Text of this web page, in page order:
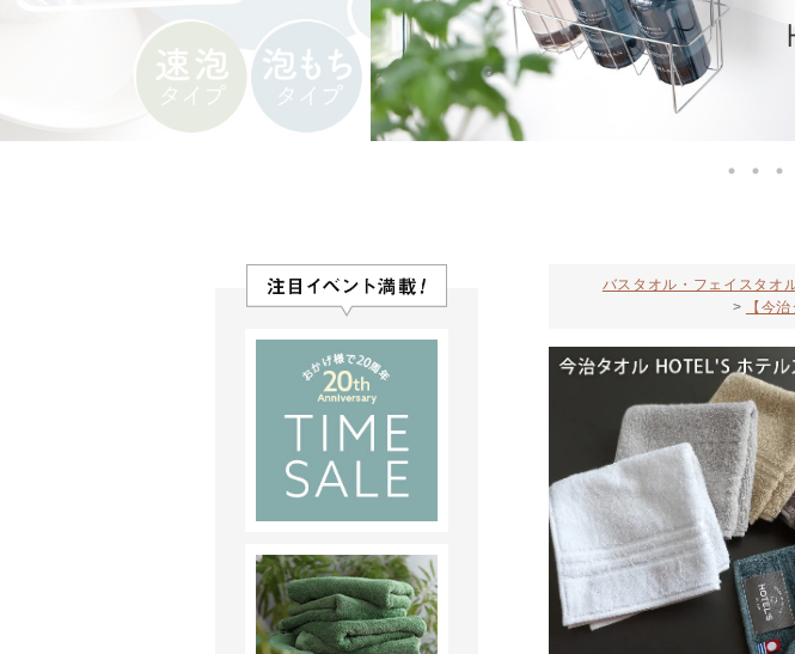
バスタオル・フェイスタオ
【今